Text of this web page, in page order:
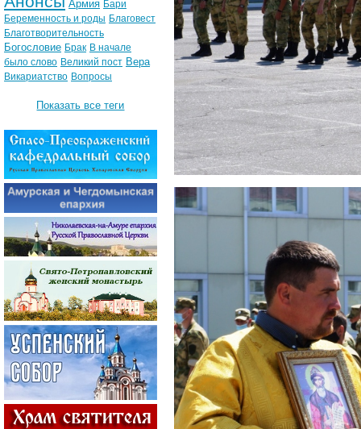
Армия Бари
Беременность и роды Благовест
Благотворительность
Богословие Брак В начале
было слово Великий пост Вера
Викариатство Вопросы
Показать все теги